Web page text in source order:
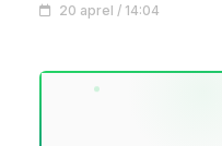
20 aprel / 14:04